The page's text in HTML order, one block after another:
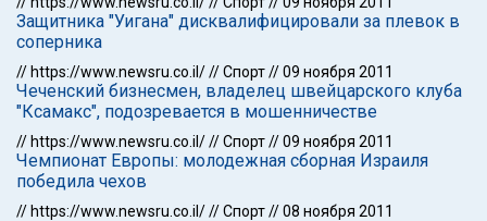
Защитника "Уигана" дисквалифицировали за плевок в
соперника
// https://www.newsru.co.il///Спорт//09 ноября 2011
Чеченский бизнесмен, владелец швейцарского клуба
"Ксамакс", подозревается в мошенничестве
// https://www.newsru.co.il///Спорт//09 ноября 2011
Чемпионат Европы: молодежная сборная Израиля
победила чехов
// https://www.newsru.co.il///Спорт//08 ноября 2011